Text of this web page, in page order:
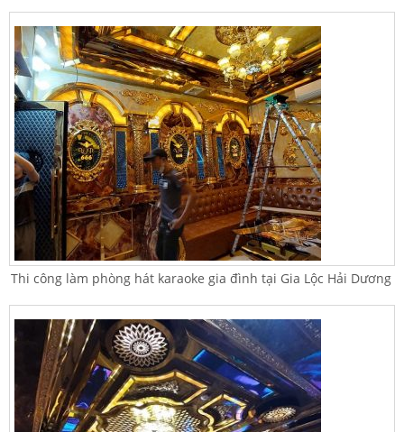
Thi công làm phòng hát karaoke gia đình tại Gia Lộc Hải Dương